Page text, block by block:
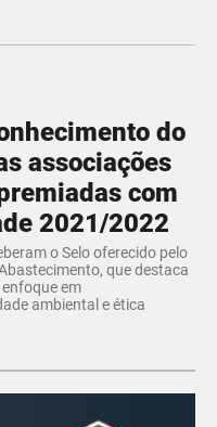
do
associações
com
2021/2022
o Selo oferecido pelo
que destaca
em
ambiental e ética